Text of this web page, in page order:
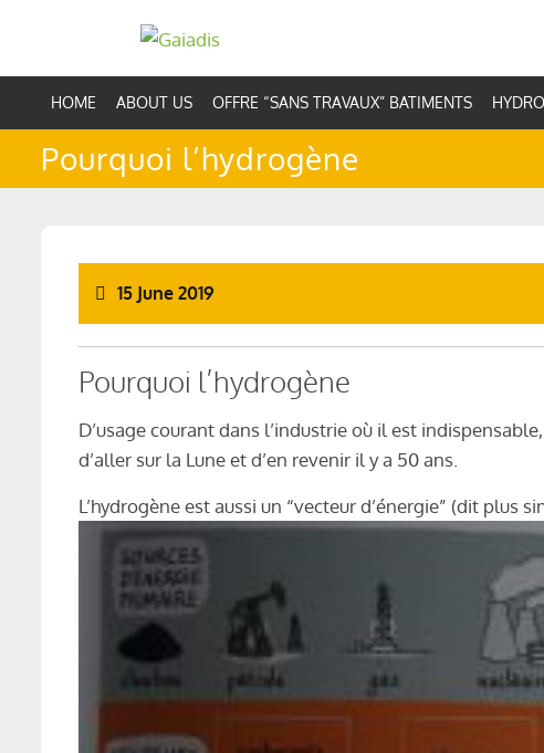
content
HOME ABOUT US OFFRE “SANS TRAVAUX” BATIMENTS
Pourquoi l’hydrogène
15 June 2019
Pourquoi l’hydrogène
D’usage courant dans l’industrie où il est
d’aller sur la Lune et d’en revenir il y a 50 ans.
L’hydrogène est aussi un “vecteur d’énergie” (dit plus